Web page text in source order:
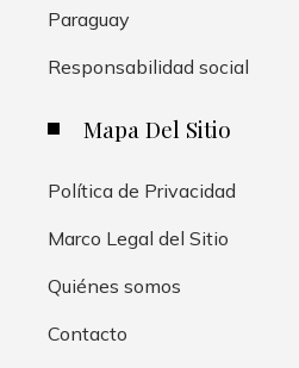
Paraguay
Responsabilidad social
Mapa Del Sitio
Política de Privacidad
Marco Legal del Sitio
Quiénes somos
Contacto